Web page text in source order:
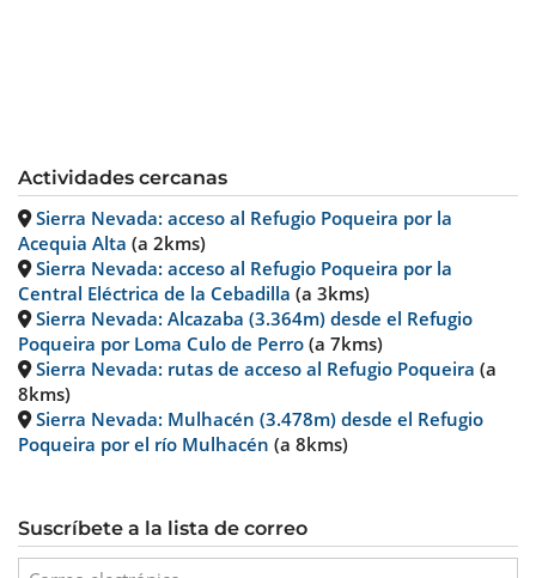
Actividades cercanas
Sierra Nevada: acceso al Refugio Poqueira por la
Acequia Alta (a 2kms)
Sierra Nevada: acceso al Refugio Poqueira por la
Central Eléctrica de la Cebadilla (a 3kms)
Sierra Nevada: Alcazaba (3.364m) desde el Refugio
Poqueira por Loma Culo de Perro (a 7kms)
Sierra Nevada: rutas de acceso al Refugio Poqueira (a
8kms)
Sierra Nevada: Mulhacén (3.478m) desde el Refugio
Poqueira por el río Mulhacén (a 8kms)
Suscríbete a la lista de correo